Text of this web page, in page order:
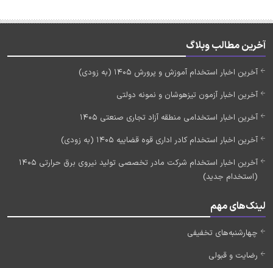
آخرین مطالب وبلاگ
آخرین اخبار استخدام آموزش و پرورش 1405 (به زودی)
آخرین اخبار آزمون تیزهوشان و نمونه دولتی
آخرین اخبار استخدامی منطقه آزاد تجاری صنعتی 1405
آخرین اخبار استخدام کادر اداری قوه قضاییه 1405 (به زودی)
آخرین اخبار استخدام شرکت مادر تخصصی تولید نیروی برق حرارتی 1405
(استخدام جدید)
لینک‌های مهم
چهارشنبه‌های تخفیفی
رضایت و قبولی